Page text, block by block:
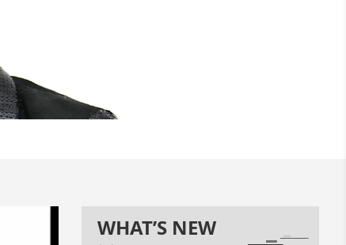
WHAT’S NEW